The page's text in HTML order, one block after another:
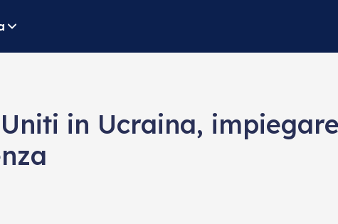
in Ucraina,